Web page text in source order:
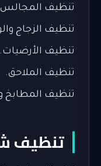
تنظيف المجالس.
تنظيف الزجاج
تنظيف الأرضيات.
تنظيف الملاحق.
تنظيف المطابخ
تنظيف